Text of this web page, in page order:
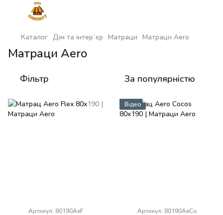
Каталог Дім та інтер`єр Матраци Матраци Aero
Матраци Aero
Фільтр За популярністю
Артикул: 80190AeF
Відео
Артикул: 80190AeCo